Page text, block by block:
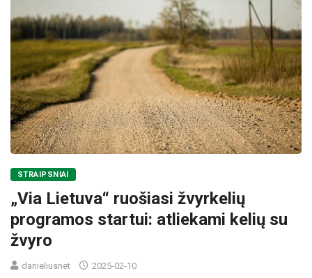
STRAIPSNIAI
„Via Lietuva“ ruošiasi žvyrkelių
programos startui: atliekami kelių su
žvyro
danieliusnet 2025-02-10